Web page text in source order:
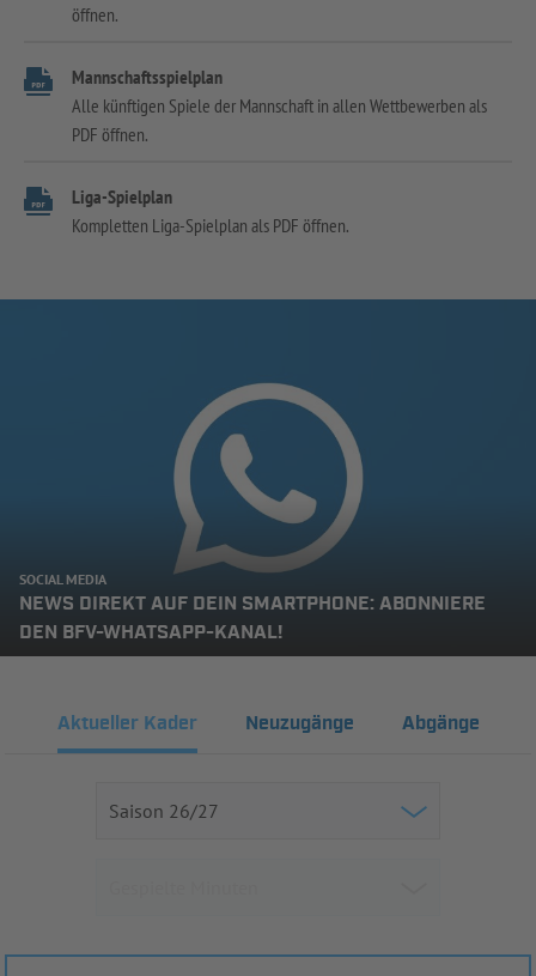
öffnen.
Mannschaftsspielplan
Alle künftigen Spiele der Mannschaft in allen Wettbewerben als
PDF öffnen.
Liga-Spielplan
Kompletten Liga-Spielplan als PDF öffnen.
SOCIAL MEDIA
NEWS DIREKT AUF DEIN SMARTPHONE: ABONNIERE
DEN BFV-WHATSAPP-KANAL!
Aktueller Kader Neuzugänge Abgänge